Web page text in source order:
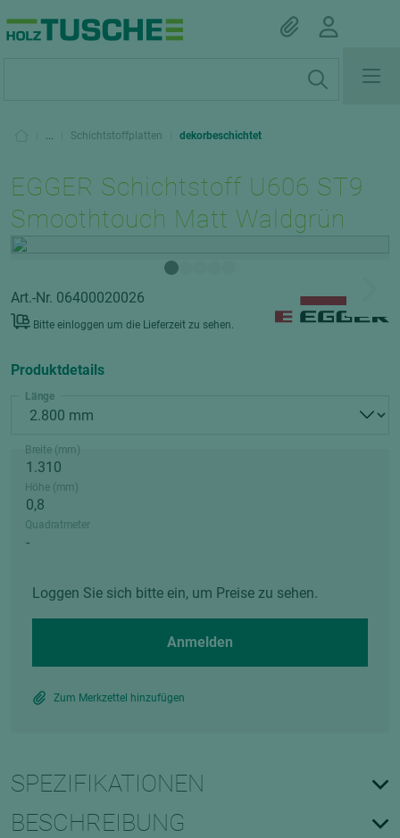
... Schichtstoffplatten dekorbeschichtet
EGGER Schichtstoff U606 ST9
Smoothtouch Matt Waldgrün
Art.-Nr. 06400020026
Bitte einloggen um die Lieferzeit zu sehen.
Produktdetails
Länge
Breite (mm)
Höhe (mm)
Quadratmeter
Loggen Sie sich bitte ein, um Preise zu sehen.
Anmelden
Zum Merkzettel hinzufügen
SPEZIFIKATIONEN
BESCHREIBUNG